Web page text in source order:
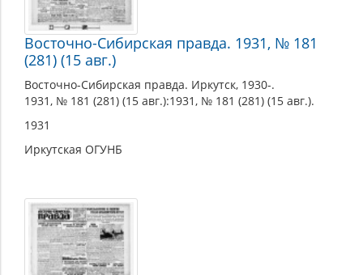
Восточно-Сибирская правда. 1931, № 181
(281) (15 авг.)
Восточно-Сибирская правда. Иркутск, 1930-.
1931, № 181 (281) (15 авг.):1931, № 181 (281) (15 авг.).
1931
Иркутская ОГУНБ